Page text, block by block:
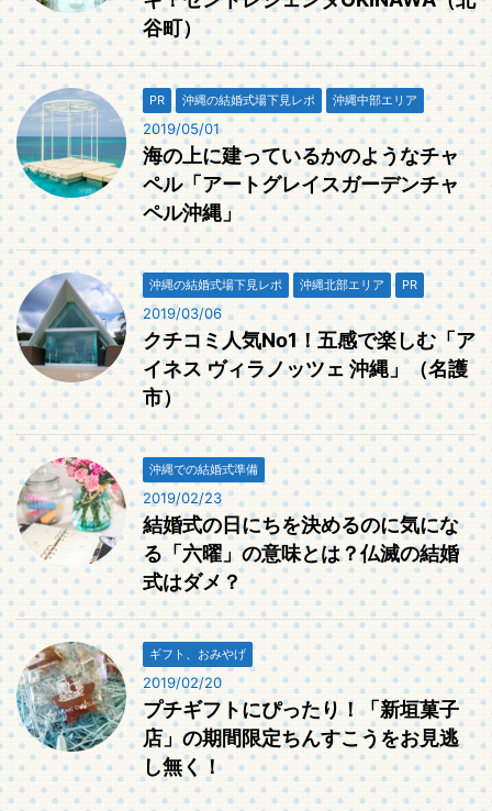
谷町）
PR 沖縄の結婚式場下見レポ 沖縄中部エリア
2019/05/01
海の上に建っているかのようなチャ
ペル「アートグレイスガーデンチャ
ペル沖縄」
沖縄の結婚式場下見レポ 沖縄北部エリア PR
2019/03/06
クチコミ人気No1！五感で楽しむ「ア
イネス ヴィラノッツェ 沖縄」（名護
市）
沖縄での結婚式準備
2019/02/23
結婚式の日にちを決めるのに気にな
る「六曜」の意味とは？仏滅の結婚
式はダメ？
ギフト、おみやげ
2019/02/20
プチギフトにぴったり！「新垣菓子
店」の期間限定ちんすこうをお見逃
し無く！